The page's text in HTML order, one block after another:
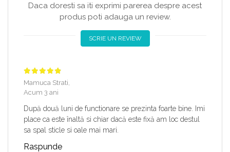
Daca doresti sa iti exprimi parerea despre acest
produs poti adauga un review.
SCRIE UN REVIEW
Mamuca Strati,
Acum 3 ani
După două luni de functionare se prezinta foarte bine. Imi
place ca este înaltă si chiar dacă este fixă am loc destul
sa spal sticle si oale mai mari.
Raspunde